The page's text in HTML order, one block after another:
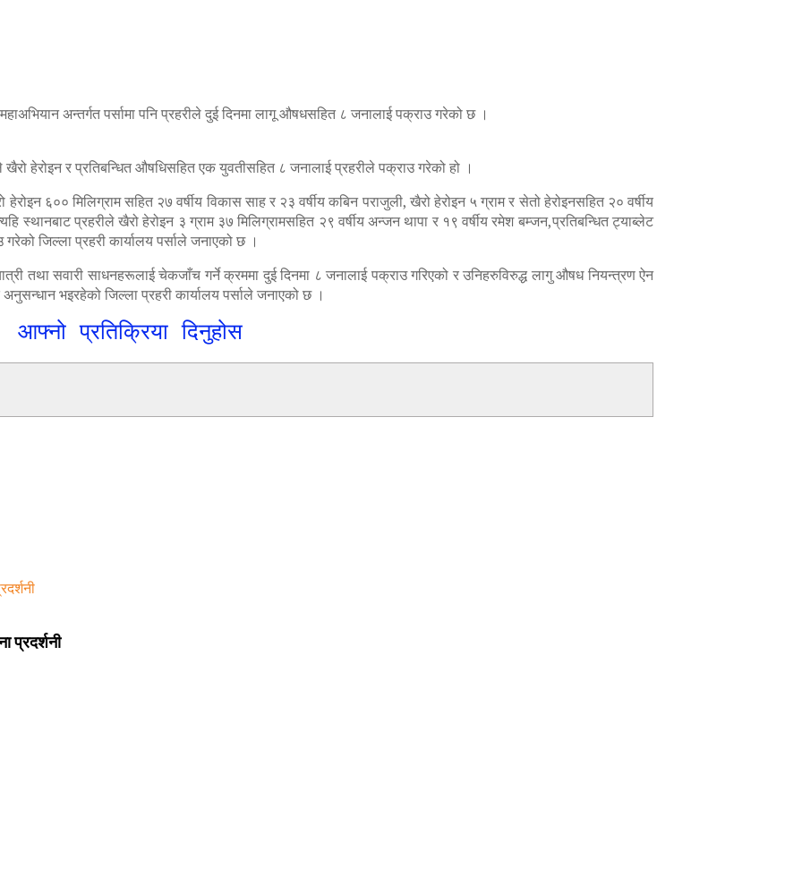
अन्तर्गत पर्सामा पनि प्रहरीले दुई दिनमा लागू औषधसहित ८ जनालाई पक्राउ गरेको छ ।
खैरो हेरोइन र प्रतिबन्धित औषधिसहित एक युवतीसहित ८ जनालाई प्रहरीले पक्राउ गरेको हो ।
६०० मिलिग्राम सहित २७ वर्षीय विकास साह र २३ वर्षीय कबिन पराजुली, खैरो हेरोइन ५ ग्राम र सेतो हेरोइनसहित २० वर्षीय
स्थानबाट प्रहरीले खैरो हेरोइन ३ ग्राम ३७ मिलिग्रामसहित २९ वर्षीय अन्जन थापा र १९ वर्षीय रमेश बम्जन,प्रतिबन्धित ट्याब्लेट
जिल्ला प्रहरी कार्यालय पर्साले जनाएको छ ।
तथा सवारी साधनहरूलाई चेकजाँच गर्ने क्रममा दुई दिनमा ८ जनालाई पक्राउ गरिएको र उनिहरुविरुद्ध लागु औषध नियन्त्रण ऐन
भइरहेको जिल्ला प्रहरी कार्यालय पर्साले जनाएको छ ।
आफ्नो प्रतिक्रिया दिनुहोस
प्रदर्शनी